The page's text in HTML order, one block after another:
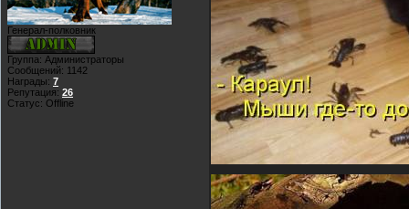
Генерал-полковник
Группа: Администраторы
Сообщений: 1142
Награды: 7
Репутация: 26
Статус: Offline